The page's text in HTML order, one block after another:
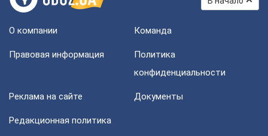
О компании Команда
Правовая информация
Политика
конфиденциальности
Реклама на сайте Документы
Редакционная политика